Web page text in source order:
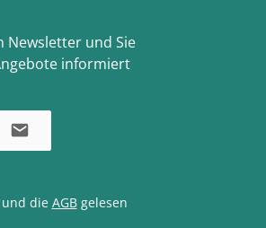
Newsletter und Sie
informiert
die AGBgelesen